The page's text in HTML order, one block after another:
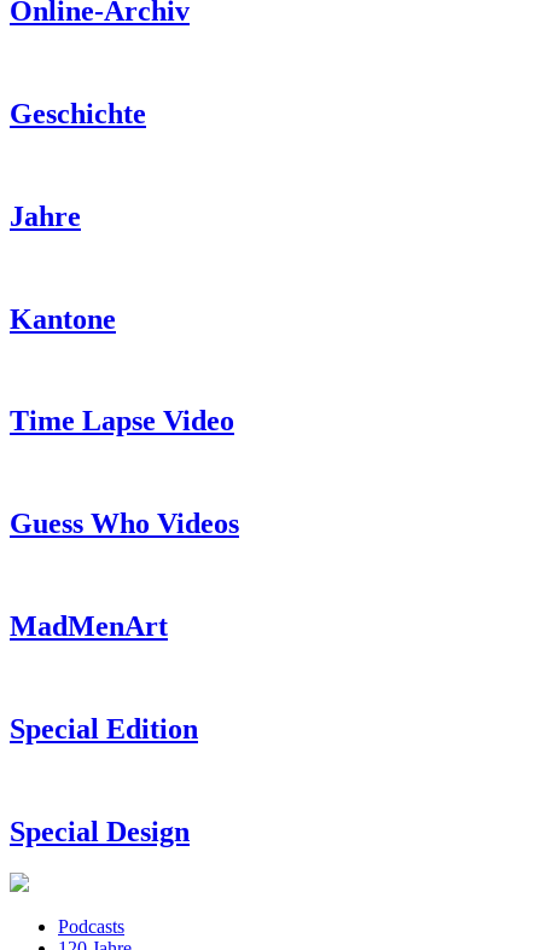
Online-Archiv
Geschichte
Jahre
Kantone
Time Lapse Video
Guess Who Videos
MadMenArt
Special Edition
Special Design
Podcasts